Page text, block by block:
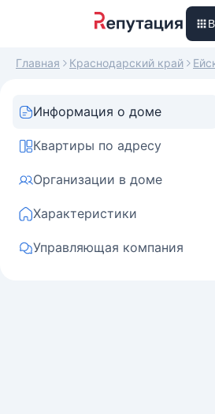
Главная Краснодарский край
Информация о доме
Квартиры по адресу
Организации в доме
Характеристики
Управляющая компания